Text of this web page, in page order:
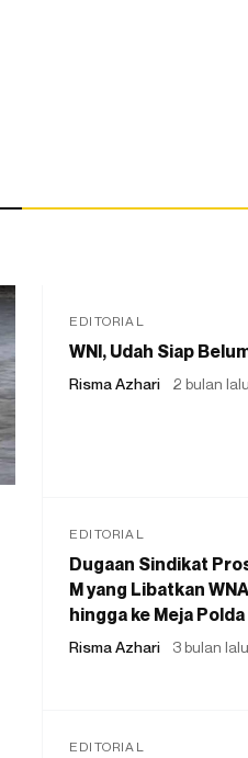
EDITORIAL
WNI, Udah Siap
Risma Azhari 2 bulan lalu
EDITORIAL
Dugaan Sindikat
M yang Libatkan
hingga ke Meja Polda
Risma Azhari 3 bulan lalu
EDITORIAL